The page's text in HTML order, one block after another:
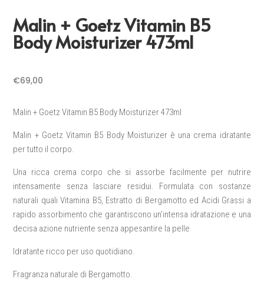
Malin + Goetz Vitamin B5
Body Moisturizer 473ml
€69,00
Malin + Goetz Vitamin B5 Body Moisturizer 473ml
Malin + Goetz Vitamin B5 Body Moisturizer è una crema idratante
per tutto il corpo.
Una ricca crema corpo che si assorbe facilmente per nutrire
intensamente senza lasciare residui. Formulata con sostanze
naturali quali Vitamina B5, Estratto di Bergamotto ed Acidi Grassi a
rapido assorbimento che garantiscono un’intensa idratazione e una
decisa azione nutriente senza appesantire la pelle
Idratante ricco per uso quotidiano.
Fragranza naturale di Bergamotto.